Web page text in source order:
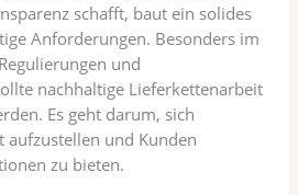
schafft, baut ein solides
Anforderungen. Besonders im
und
nachhaltige Lieferkettenarbeit
Es geht darum, sich
aufzustellen und Kunden
zu bieten.